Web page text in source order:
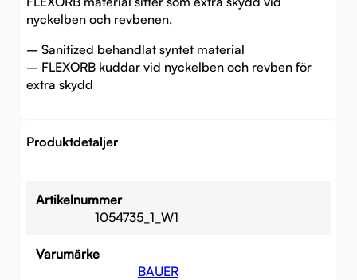
nyckelben och revbenen.
– Sanitized behandlat syntet material
– FLEXORB kuddar vid nyckelben och revben för
extra skydd
Produktdetaljer
Artikelnummer
1054735_1_W1
Varumärke
BAUER